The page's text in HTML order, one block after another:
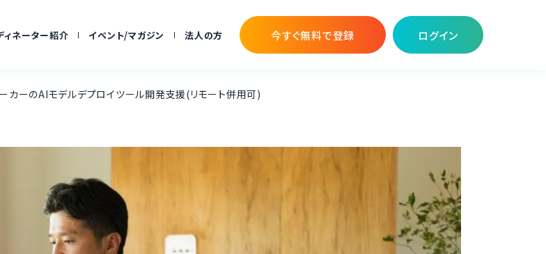
ィネーター紹介 イベント/マガジン 法人の方 今すぐ無料で登録 ログイン
カーのAIモデルデプロイツール開発支援(リモート併用可)